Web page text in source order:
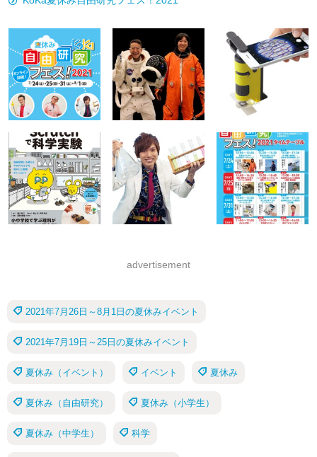
advertisement
2021年7月26日～8月1日の夏休みイベント
2021年7月19日～25日の夏休みイベント
夏休み（イベント） イベント 夏休み
夏休み（自由研究） 夏休み（小学生）
夏休み（中学生） 科学